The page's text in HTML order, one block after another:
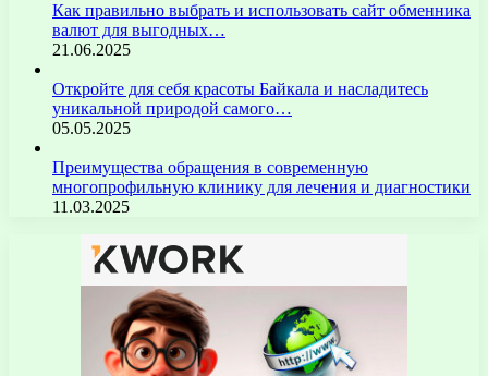
Как правильно выбрать и использовать сайт обменника
валют для выгодных…
21.06.2025
Откройте для себя красоты Байкала и насладитесь
уникальной природой самого…
05.05.2025
Преимущества обращения в современную
многопрофильную клинику для лечения и диагностики
11.03.2025